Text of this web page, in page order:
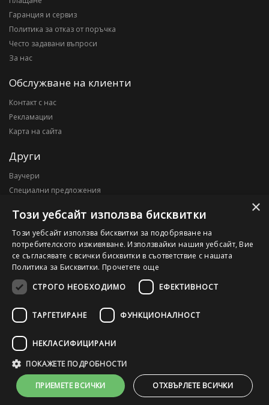
Гаранция и сервиз
Политика за отказ от поръчка
Често задавани въпроси
За нас
Обслужване на клиенти
Контакт с нас
Рекламации
Карта на сайта
Други
Ваучери
Специални предложения
Моят профил
Моят профил
История на поръчките
Желани продукти
203010795
×
Този уебсайт използва бисквитки
Този уебсайт използва бисквитки за подобряване на
потребителското изживяване. Използвайки нашия уебсайт, Вие
се съгласявате с всички бисквитки в съответствие с нашата
Политика за Бисквитки. Прочетете още
СТРОГО НЕОБХОДИМО
ЕФЕКТИВНОСТ
ТАРГЕТИРАНЕ ФУНКЦИОНАЛНОСТ
НЕКЛАСИФИЦИРАНИ
ПОКАЖЕТЕ ПОДРОБНОСТИ
ПРИЕМЕТЕ ВСИЧКИ ОТХВЪРЛЕТЕ ВСИЧКИ